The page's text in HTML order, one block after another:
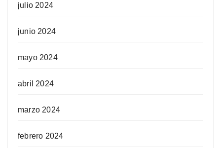
julio 2024
junio 2024
mayo 2024
abril 2024
marzo 2024
febrero 2024